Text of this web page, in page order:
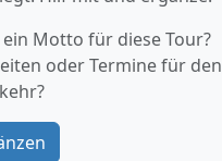
ein Motto für diese Tour?
oder Termine für den